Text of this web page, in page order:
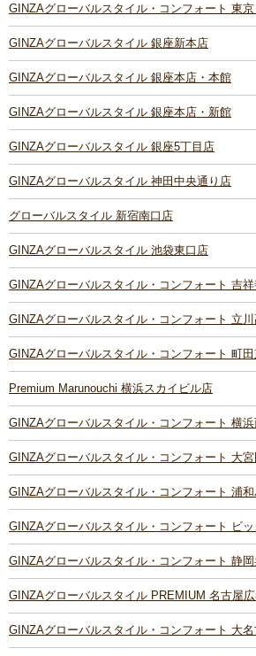
GINZAグローバルスタイル・コンフォート 東
GINZAグローバルスタイル 銀座新本店
GINZAグローバルスタイル 銀座本店・本館
GINZAグローバルスタイル 銀座本店・新館
GINZAグローバルスタイル 銀座5丁目店
GINZAグローバルスタイル 神田中央通り店
グローバルスタイル 新宿南口店
GINZAグローバルスタイル 池袋東口店
GINZAグローバルスタイル・コンフォート 吉
GINZAグローバルスタイル・コンフォート 立
GINZAグローバルスタイル・コンフォート 町
Premium Marunouchi 横浜スカイビル店
GINZAグローバルスタイル・コンフォート 横
GINZAグローバルスタイル・コンフォート 大
GINZAグローバルスタイル・コンフォート 浦
GINZAグローバルスタイル・コンフォート ビ
GINZAグローバルスタイル・コンフォート 静
GINZAグローバルスタイル PREMIUM 名古屋
GINZAグローバルスタイル・コンフォート 大